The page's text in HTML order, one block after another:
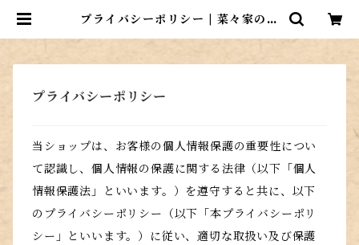
プライバシーポリシー | 菜々家のお
プライバシーポリシー
当ショップは、お客様の個人情報保護の重要性につい
て認識し、個人情報の保護に関する法律（以下「個人
情報保護法」といいます。）を遵守すると共に、以下
のプライバシーポリシー（以下「本プライバシーポリ
シー」といいます。）に従い、適切な取扱い及び保護